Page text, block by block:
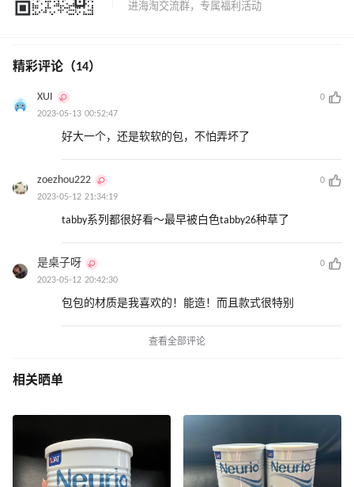
精彩评论（14）
XUI
0
2023-05-13 00:52:47
好大一个，还是软软的包，不怕弄坏了
zoezhou222
0
2023-05-12 21:34:19
tabby系列都很好看～最早被白色tabby26种草了
是桌子呀
0
2023-05-12 20:42:30
包包的材质是我喜欢的！能造！而且款式很特别
查看全部评论
相关晒单